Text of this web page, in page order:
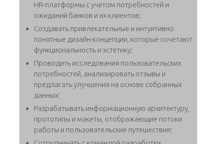
HR-платформы с учетом потребностей и
ожиданий банков и их клиентов;
Создавать привлекательные и интуитивно
понятные дизайн-концепции, которые сочетают
функциональность и эстетику;
Проводить исследования пользовательских
потребностей, анализировать отзывы и
предлагать улучшения на основе собранных
данных;
Разрабатывать информационную архитектуру,
прототипы и макеты, отображающие потоки
работы и пользовательские путешествия;